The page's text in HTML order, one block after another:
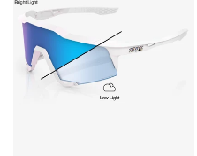
photochromique
miroir
BastilleBlue